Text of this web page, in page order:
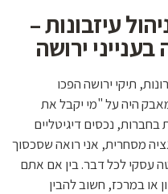
עיזבונות –
ירושה
תיקי ירושה הפכו
היה על "מי יקבל את
בחברות, נכסים דיגיטליים
מסחרית, אני רואה שסכסוך
עסקי לכל דבר. בין אם אתם
או במרכז, חשוב להבין